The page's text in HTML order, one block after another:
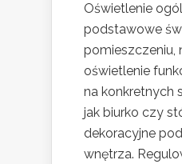
Oświetlenie
podstawowe
pomieszczeniu,
oświetlenie
na konkretnych
jak biurko czy
dekoracyjne
wnętrza.